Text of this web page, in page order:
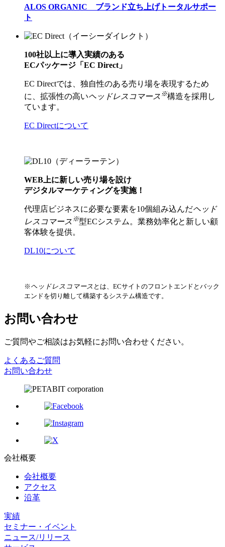
ALOS ORGANIC ブランド立ち上げトータルサポー
ト
100社以上に導入実績のある
ECパッケージ「EC Direct」
EC Directでは、独自性のある売り場を表現するため
に、拡張性の高いヘッドレスコマース ※構造を採用し
ています。
EC Directについて
WEB上に新しい売り場を設け
デジタルマーケティングを実施！
代理店ビジネスに必要な要素を10個組み込んだヘッド
レスコマース ※型ECシステム。業務効率化と新しい顧
客体験を提供。
DL10について
※ ヘッドレスコマース とは、ECサイトのフロントエンドとバック
エンドを切り離して構築するシステム構造です。
お問い合わせ
ご質問やご相談はお気軽にお問い合わせください。
よくあるご質問
お問い合わせ
会社概要
会社概要
アクセス
沿革
実績
セミナー・イベント
ニュース/リリース